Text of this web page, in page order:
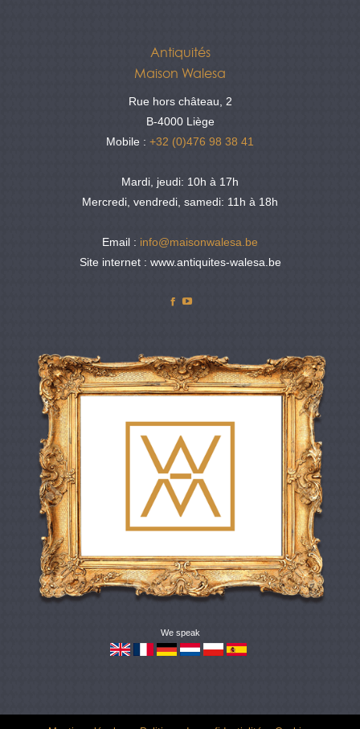
Antiquités
Maison Walesa
Rue hors château, 2
B-4000 Liège
Mobile : +32 (0)476 98 38 41
Mardi, jeudi: 10h à 17h
Mercredi, vendredi, samedi: 11h à 18h
Email : info@maisonwalesa.be
Site internet : www.antiquites-walesa.be
Facebook
We speak